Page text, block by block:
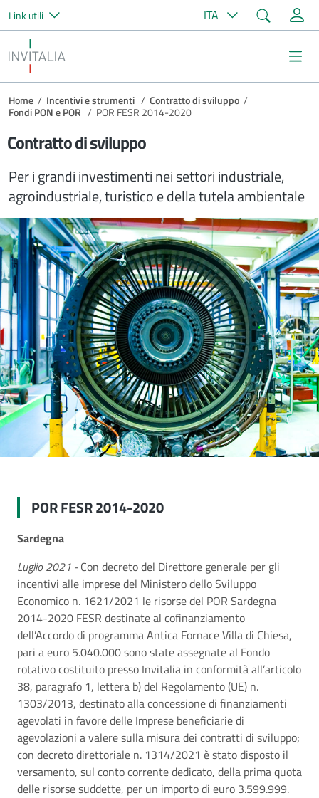
Salta al contenuto principale
Link utili ITA Cerca
Invitalia
Briciole di pane
Home / Incentivi e strumenti / Contratto di sviluppo /
Fondi PON e POR / POR FESR 2014-2020
Contratto di sviluppo
Per i grandi investimenti nei settori industriale,
agroindustriale, turistico e della tutela ambientale
POR FESR 2014-2020
Sardegna
Luglio 2021 -Con decreto del Direttore generale per gli
incentivi alle imprese del Ministero dello Sviluppo
Economico n. 1621/2021 le risorse del POR Sardegna
2014-2020 FESR destinate al cofinanziamento
dell’Accordo di programma Antica Fornace Villa di Chiesa,
pari a euro 5.040.000 sono state assegnate al Fondo
rotativo costituito presso Invitalia in conformità all’articolo
38, paragrafo 1, lettera b) del Regolamento (UE) n.
1303/2013, destinato alla concessione di finanziamenti
agevolati in favore delle Imprese beneficiarie di
agevolazioni a valere sulla misura dei contratti di sviluppo;
con decreto direttoriale n. 1314/2021 è stato disposto il
versamento, sul conto corrente dedicato, della prima quota
delle risorse suddette, per un importo di euro 3.599.999.